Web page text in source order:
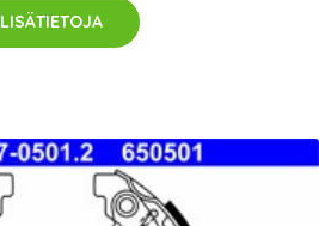
LISÄTIETOJA